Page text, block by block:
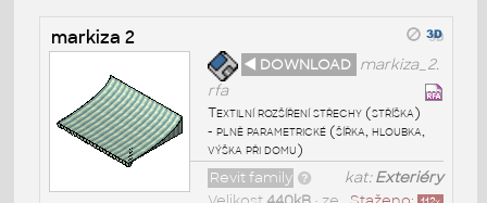
markiza 2
◄ DOWNLOAD markiza_2.
rfa
Textilní rozšíření střechy (stříška)
- plně parametrické (šířka, hloubka,
výška při domu)
kat:Exteriéry
Revit family